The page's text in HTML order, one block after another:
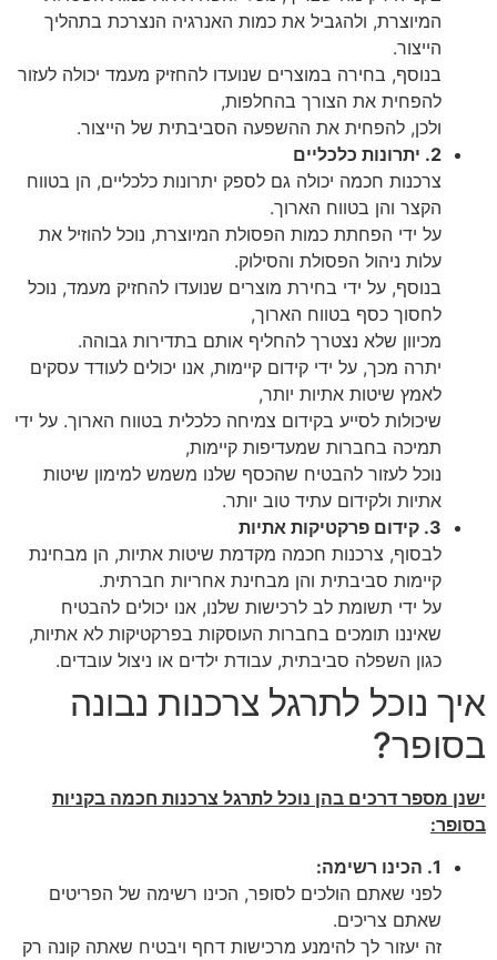
המיוצרת, ולהגביל את כמות האנרגיה הנצרכת בתהליך
הייצור.
בנוסף, בחירה במוצרים שנועדו להחזיק מעמד יכולה לעזור
להפחית את הצורך בהחלפות,
ולכן, להפחית את ההשפעה הסביבתית של הייצור.
2. יתרונות כלכליים
צרכנות חכמה יכולה גם לספק יתרונות כלכליים, הן בטווח
הקצר והן בטווח הארוך.
על ידי הפחתת כמות הפסולת המיוצרת, נוכל להוזיל את
עלות ניהול הפסולת והסילוק.
בנוסף, על ידי בחירת מוצרים שנועדו להחזיק מעמד, נוכל
לחסוך כסף בטווח הארוך,
מכיוון שלא נצטרך להחליף אותם בתדירות גבוהה.
יתרה מכך, על ידי קידום קיימות, אנו יכולים לעודד עסקים
לאמץ שיטות אתיות יותר,
שיכולות לסייע בקידום צמיחה כלכלית בטווח הארוך. על ידי
תמיכה בחברות שמעדיפות קיימות,
נוכל לעזור להבטיח שהכסף שלנו משמש למימון שיטות
אתיות ולקידום עתיד טוב יותר.
3. קידום פרקטיקות אתיות
לבסוף, צרכנות חכמה מקדמת שיטות אתיות, הן מבחינת
קיימות סביבתית והן מבחינת אחריות חברתית.
על ידי תשומת לב לרכישות שלנו, אנו יכולים להבטיח
שאיננו תומכים בחברות העוסקות בפרקטיקות לא אתיות,
כגון השפלה סביבתית, עבודת ילדים או ניצול עובדים.
איך נוכל לתרגל צרכנות נבונה
בסופר?
ישנן מספר דרכים בהן נוכל לתרגל צרכנות חכמה בקניות
בסופר:
1. הכינו רשימה:
לפני שאתם הולכים לסופר, הכינו רשימה של הפריטים
שאתם צריכים.
זה יעזור לך להימנע מרכישות דחף ויבטיח שאתה קונה רק